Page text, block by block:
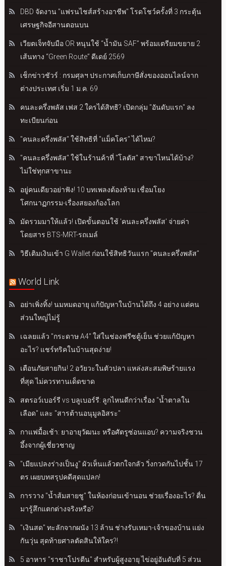
DBD จัดงาน "แฟรนไชส์สร้างอาชีพ" โรดโชว์ครั้งที่ 3 กระตุ้น
เศรษฐกิจอีสานตอนบน
เวียตเจ็ทจับมือ OR หนุนใช้ “น้ำมัน SAF” พร้อมเตรียมขยาย 2
เส้นทาง “Green Route” ดีเดย์ 2569
เช็กข่าวชัวร์ : กรมศุลฯ ประกาศเก็บภาษีสั่งของออนไลน์จาก
ต่างประเทศ เริ่ม 1 ม.ค. 69
คนละครึ่งพลัส เฟส 2 ใครได้สิทธิ? เปิดกลุ่ม "อันดับแรก" ลง
ทะเบียนก่อน
"คนละครึ่งพลัส" ใช้สิทธิที่ "แม็คโคร" ได้ไหม?
"คนละครึ่งพลัส" ใช้ในร้านค้าที่ "โลตัส" สาขาไหนได้บ้าง?
ไม่ใช่ทุกสาขานะ
อยู่คนเดียวอย่าฟัง! 10 บทเพลงต้องห้าม เชื่อมโยง
โศกนาฏกรรม-เรื่องสยองก้องโลก
มัดรวมมาให้แล้ว! เปิดขั้นตอนใช้ 'คนละครึ่งพลัส' จ่ายค่า
โดยสาร BTS-MRT-รถเมล์
วิธีเติมเงินเข้า G Wallet ก่อนใช้สิทธิวันแรก "คนละครึ่งพลัส"
World Link
อย่าเพิ่งทิ้ง! นมหมดอายุ แก้ปัญหาในบ้านได้ถึง 4 อย่าง แต่คน
ส่วนใหญ่ไม่รู้
เฉลยแล้ว "กระดาษ A4" ใส่ในช่องฟรีซตู้เย็น ช่วยแก้ปัญหา
อะไร? แชร์ทริคในบ้านสุดง่าย!
เตือนภัยสายกิน! 2 อวัยวะในตัวปลา แหล่งสะสมพิษร้ายแรง
ที่สุด ไม่ควรทานเด็ดขาด
สตรอว์เบอร์รี vs บลูเบอร์รี: ลูกไหนดีกว่าเรื่อง "น้ำตาลใน
เลือด" และ "สารต้านอนุมูลอิสระ"
กาแฟมื้อเช้า: ยาอายุวัฒนะ หรือศัตรูซ่อนแอบ? ความจริงชวน
อึ้งจากผู้เชี่ยวชาญ
"เมียแปลงร่างเป็นงู" ผัวเห็นแล้วตกใจกลัว วิ่งกวดกันไปชั้น 17
ตร.เผยบทสรุปคดีสุดแปลก!
การวาง "น้ำส้มสายชู" ในห้องก่อนเข้านอน ช่วยเรื่องอะไร? ตื่น
มารู้สึกแตกต่างจริงหรือ?
"เงินสด" ทะลักจากผนัง 13 ล้าน ช่างรับเหมา-เจ้าของบ้าน แย่ง
กันวุ่น สุดท้ายศาลตัดสินให้ใคร?!
5 อาหาร "ราชาโปรตีน" สำหรับผู้สูงอายุ ไข่อยู่อันดับที่ 5 ส่วน